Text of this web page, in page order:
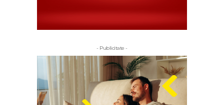
- Publicitate -